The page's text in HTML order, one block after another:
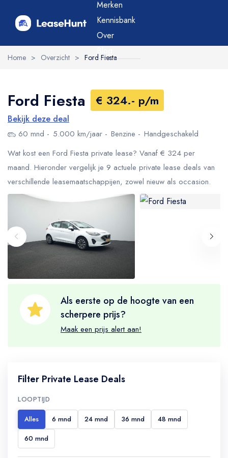
Merken
Kennisbank
Over
Home > Overzicht > Ford Fiesta
Ford Fiesta € 324.- p/m
Bekijk deze deal
60 mnd 5.000 km/jaar Benzine
Handgeschakeld
Wat kost een Ford Fiesta private lease? Vanaf € 324 per
maand. Hieronder vergelijk je 9 actuele private lease deals van
verschillende leasemaatschappijen, zowel nieuw als occasion.
Als eerste op de hoogte van een
scherpere prijs?
Maak een prijs alert aan!
Filter Private Lease Deals
LOOPTIJD
Alles 6 mnd 24 mnd 36 mnd
48 mnd
60 mnd